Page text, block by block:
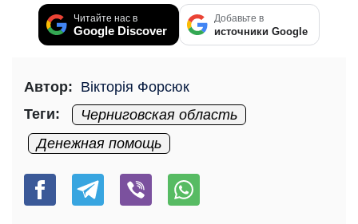
Читайте нас в
Google Discover
Добавьте в
источники Google
Автор: Вікторія Форсюк
Теги:
Черниговская область
Денежная помощь